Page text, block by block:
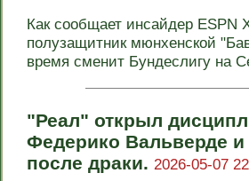
Как сообщает инсайдер ESPN
полузащитник мюнхенской
время сменит Бундеслигу на
"Реал" открыл
Федерико Вальверде
после драки. 2026-05-07